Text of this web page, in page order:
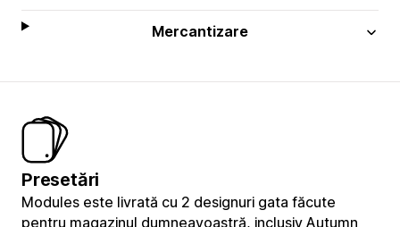
Mercantizare
Presetări
Modules este livrată cu 2 designuri gata făcute
pentru magazinul dumneavoastră, inclusiv Autumn